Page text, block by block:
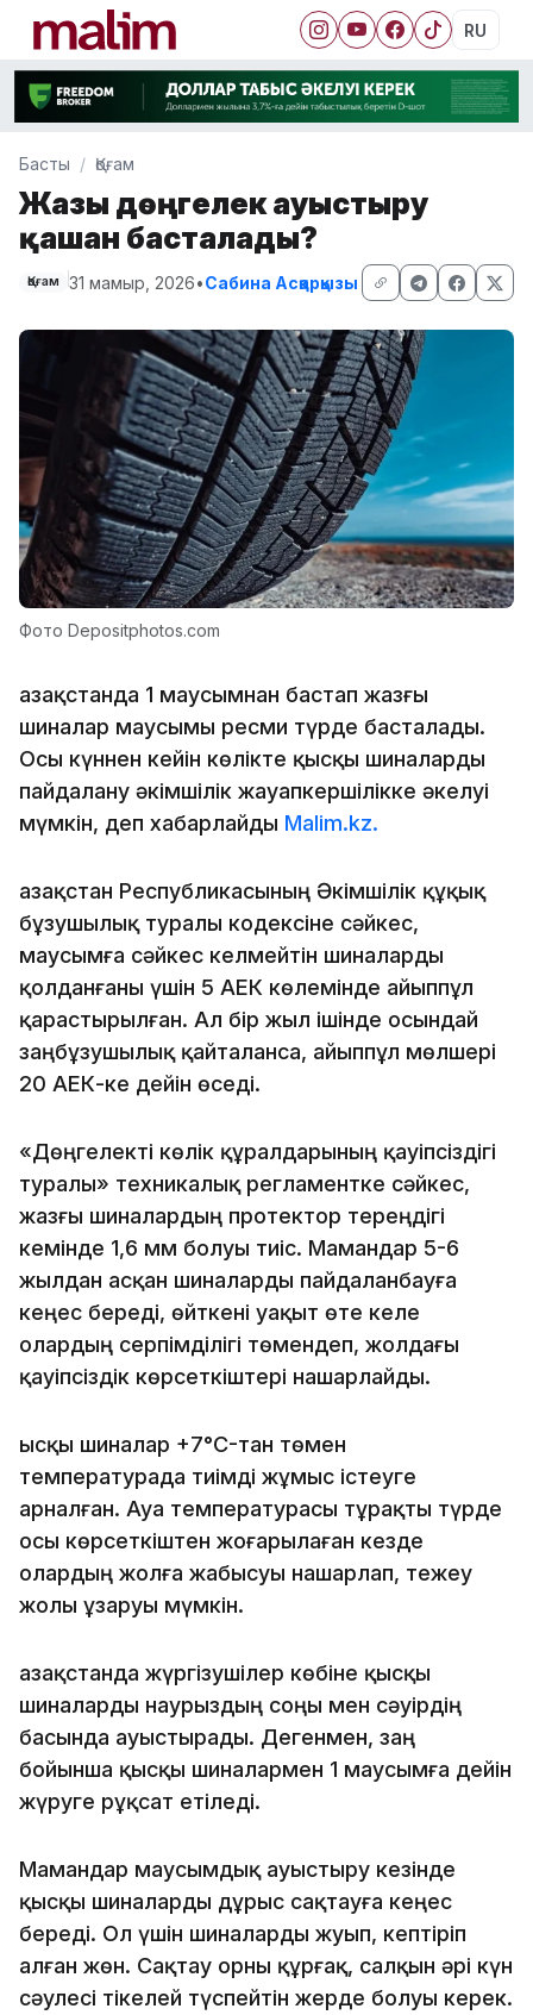
RU
Басты Қоғам
Жазғы дөңгелек ауыстыру
қашан басталады?
Қоғам 31 мамыр, 2026•Сабина Асқарқызы
Фото Depositphotos.com
Қазақстанда 1 маусымнан бастап жазғы
шиналар маусымы ресми түрде басталады.
Осы күннен кейін көлікте қысқы шиналарды
пайдалану әкімшілік жауапкершілікке әкелуі
мүмкін, деп хабарлайды Malim.kz.
Қазақстан Республикасының Әкімшілік құқық
бұзушылық туралы кодексіне сәйкес,
маусымға сәйкес келмейтін шиналарды
қолданғаны үшін 5 АЕК көлемінде айыппұл
қарастырылған. Ал бір жыл ішінде осындай
заңбұзушылық қайталанса, айыппұл мөлшері
20 АЕК-ке дейін өседі.
«Дөңгелекті көлік құралдарының қауіпсіздігі
туралы» техникалық регламентке сәйкес,
жазғы шиналардың протектор тереңдігі
кемінде 1,6 мм болуы тиіс. Мамандар 5-6
жылдан асқан шиналарды пайдаланбауға
кеңес береді, өйткені уақыт өте келе
олардың серпімділігі төмендеп, жолдағы
қауіпсіздік көрсеткіштері нашарлайды.
Қысқы шиналар +7°C-тан төмен
температурада тиімді жұмыс істеуге
арналған. Ауа температурасы тұрақты түрде
осы көрсеткіштен жоғарылаған кезде
олардың жолға жабысуы нашарлап, тежеу
жолы ұзаруы мүмкін.
Қазақстанда жүргізушілер көбіне қысқы
шиналарды наурыздың соңы мен сәуірдің
басында ауыстырады. Дегенмен, заң
бойынша қысқы шиналармен 1 маусымға дейін
жүруге рұқсат етіледі.
Мамандар маусымдық ауыстыру кезінде
қысқы шиналарды дұрыс сақтауға кеңес
береді. Ол үшін шиналарды жуып, кептіріп
алған жөн. Сақтау орны құрғақ, салқын әрі күн
сәулесі тікелей түспейтін жерде болуы керек.